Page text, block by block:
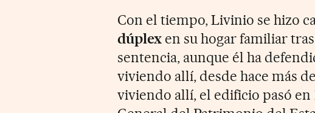
Con el tiempo, Livinio se hizo
dúplex en su hogar familiar tras
sentencia, aunque él ha
viviendo allí, desde hace más
viviendo allí, el edificio pasó en